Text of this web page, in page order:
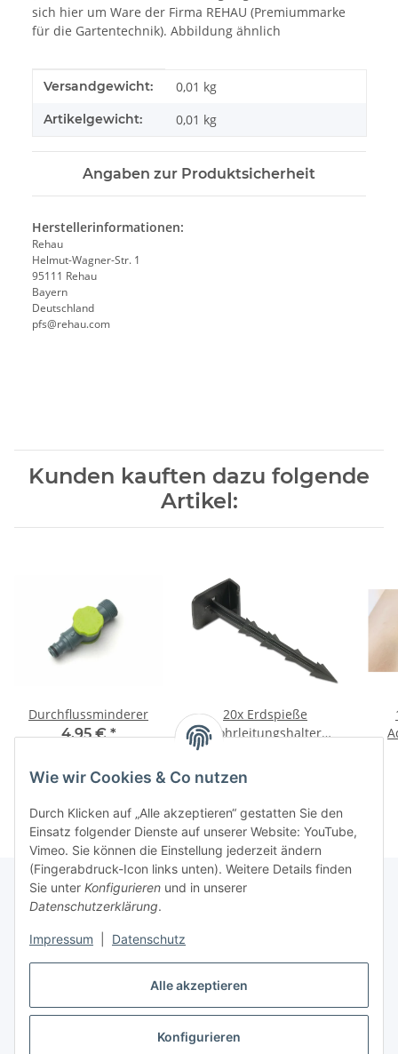
Alle akzeptieren
Konfigurieren
Wie wir Cookies & Co nutzen
Durch Klicken auf „Alle akzeptieren“ gestatten Sie den
Einsatz folgender Dienste auf unserer Website: YouTube,
Vimeo. Sie können die Einstellung jederzeit ändern
(Fingerabdruck-Icon links unten). Weitere Details finden
Sie unter Konfigurieren und in unserer
Datenschutzerklärung.
Impressum Datenschutz
sich hier um Ware der Firma REHAU (Premiummarke
für die Gartentechnik). Abbildung ähnlich
Produkteigenschaft
Wert
Versandgewicht: 0,01 kg
Artikelgewicht: 0,01 kg
Angaben zur Produktsicherheit
Herstellerinformationen:
Rehau
Helmut-Wagner-Str. 1
95111 Rehau
Bayern
Deutschland
pfs@rehau.com
Kunden kauften dazu folgende
Artikel:
Durchflussminderer
4,95 €*
20x Erdspieße
Rohrleitungshalter
Vertrag widerrufen